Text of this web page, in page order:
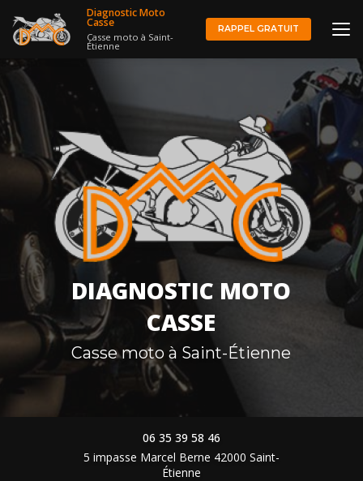
au
contenu
Diagnostic Moto
Casse
Casse moto à Saint-
Étienne
RAPPEL GRATUIT
DIAGNOSTIC MOTO
CASSE
Casse moto à Saint-Étienne
06 35 39 58 46
5 impasse Marcel Berne 42000 Saint-
Étienne